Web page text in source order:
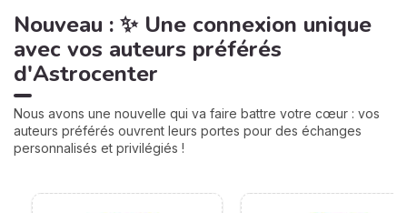
Nouveau : ✨ Une connexion unique
avec vos auteurs préférés
d'Astrocenter
Nous avons une nouvelle qui va faire battre votre cœur : vos
auteurs préférés ouvrent leurs portes pour des échanges
personnalisés et privilégiés !